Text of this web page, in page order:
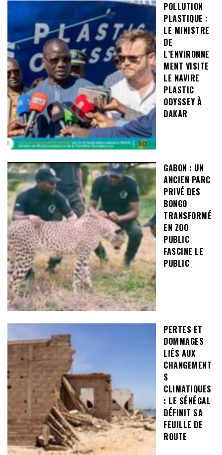
POLLUTION
PLASTIQUE :
LE MINISTRE
DE
L’ENVIRONNE
MENT VISITE
LE NAVIRE
PLASTIC
ODYSSEY À
DAKAR
GABON : UN
ANCIEN PARC
PRIVÉ DES
BONGO
TRANSFORMÉ
EN ZOO
PUBLIC
FASCINE LE
PUBLIC
PERTES ET
DOMMAGES
LIÉS AUX
CHANGEMENT
S
CLIMATIQUES
: LE SÉNÉGAL
DÉFINIT SA
FEUILLE DE
ROUTE